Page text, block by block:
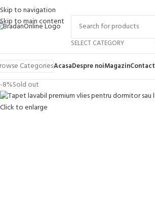
Skip to navigation
Skip to main content
SELECT CATEGORY
CategoriesAcasaDespre noiMagazinContact
-8%Sold out
Click to enlarge